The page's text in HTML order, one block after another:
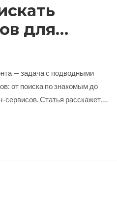
для
— задача с подводными
от поиска по знакомым до
Статья расскажет,
что обращать внимание ещё
реальные советы и